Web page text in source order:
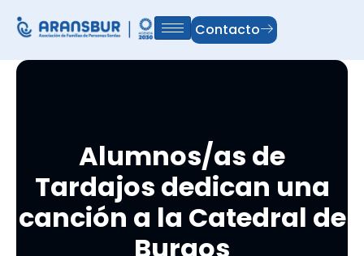
Contacto
Alumnos/as de
Tardajos dedican una
canción a la Catedral de
Burgos